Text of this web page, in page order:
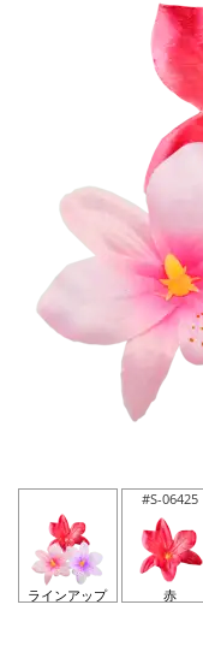
ラインアップ
#S-06425
赤